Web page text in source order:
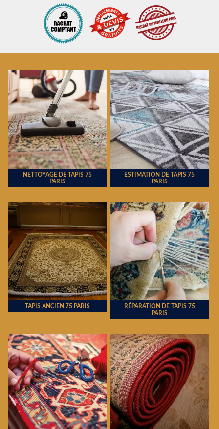
NETTOYAGE DE TAPIS 75
PARIS
ESTIMATION DE TAPIS 75
PARIS
TAPIS ANCIEN 75 PARIS
RÉPARATION DE TAPIS 75
PARIS